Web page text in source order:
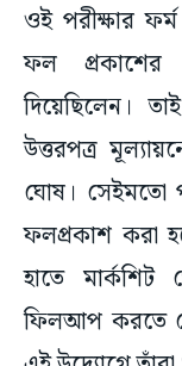
ওই পরীক্ষার
ফল প্রকাশের
দিয়েছিলেন।
উত্তরপত্র
ঘোষ। সেইমতো
ফলপ্রকাশ করা
হাতে
ফিলআপ করতে